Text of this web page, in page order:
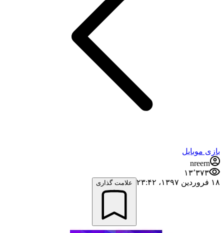
بازی موبایل
nreern
۱۳٬۳۷۳
۱۸ فروردین ۱۳۹۷،‏ ۲۳:۴۲
علامت گذاری